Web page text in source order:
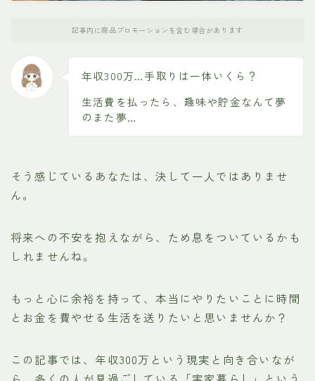
記事内に商品プロモーションを含む場合があります
年収300万…手取りは一体いくら？
生活費を払ったら、趣味や貯金なんて夢
のまた夢…
そう感じているあなたは、決して一人ではありませ
ん。
将来への不安を抱えながら、ため息をついているかも
しれませんね。
もっと心に余裕を持って、本当にやりたいことに時間
とお金を費やせる生活を送りたいと思いませんか？
この記事では、年収300万という現実と向き合いなが
ら、多くの人が見過ごしている「実家暮らし」という